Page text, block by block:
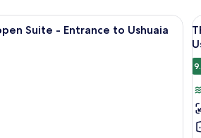
高級寢具、迷你吧、客房內保險箱、書
Suite - Entrance to Ushuaia
顯
&